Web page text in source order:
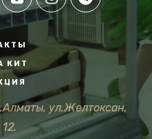
КИТ
ул.Желтоксан,